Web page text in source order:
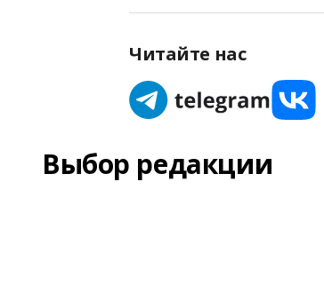
Читайте нас
Выбор редакции